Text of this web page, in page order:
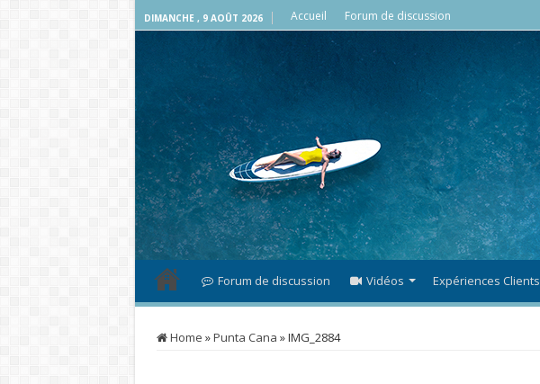
DIMANCHE , 9 AOÛT 2026 Accueil Forum de discussion
Forum de discussion Vidéos Expériences Clients
Home »Punta Cana »IMG_2884